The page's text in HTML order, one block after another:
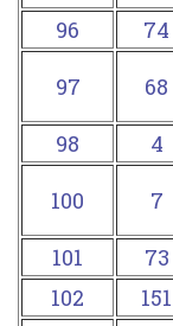
96
74
97
68
98
4
100
7
101
73
102
151